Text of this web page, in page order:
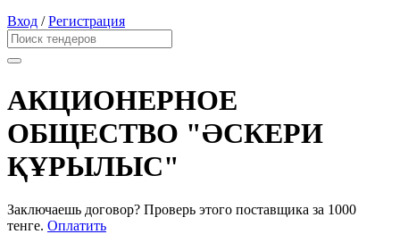
Вход /Регистрация
АКЦИОНЕРНОЕ
ОБЩЕСТВО "ӘСКЕРИ
ҚҰРЫЛЫС"
Заключаешь договор? Проверь этого поставщика за 1000
тенге. Оплатить